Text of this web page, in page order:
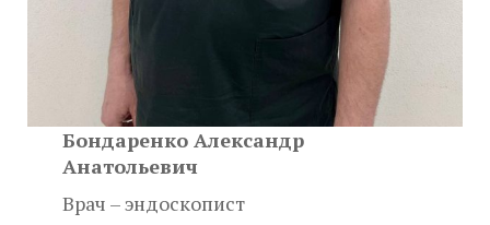
Бондаренко Александр
Анатольевич
Врач – эндоскопист